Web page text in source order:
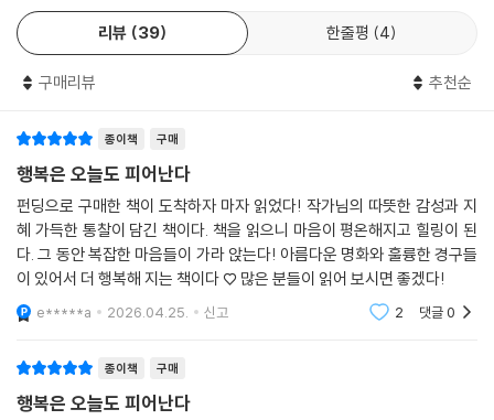
오평선 작가는 거창한 노력으로 행복을 찾지 않는다. 대구 수성못 벚꽃길
카페에서 눈으로 꽃을 먹고, 밭에서 채소를 따다 딸에게 나눠주고, 아내의
영 기초반에서 발차기를 배우며 새로움을 배우는 기쁨을 되새긴다. 이처럼
번보다, 약하지만 자주 찾아오는 기쁨이 훨씬 중요하다는 것. 이것이 이 책
전체를 관통하는 단 하나의 진심이다.
이 책의 또 다른 매력은 글과 그림의 호흡이다. 에세이 중간중간 르누아르,
모네, 카유보트, 모리조 등 인상파 거장들의 명화가 한 장씩 펼쳐지며 독자
에게 사유의 여백을 건넨다. 서두르지 않아도 좋다고, 잠깐 여기 머물러도
된다고 말없이 위로해 오는 것만 같다. 마치 갤러리를 거니는 듯한 시각적
풍요로움은 덤이다. 글을 읽고 그림 앞에 잠시 멈추는 독서 경험은 바쁜 삶
에 지친 이들에게 한 줄기 산소 같은 휴식과 깊은 위로의 시간을 선물할 것
이다.
리뷰 39 한줄평 4
구매리뷰 추천순
종이책 구매
행복은 오늘도 피어난다
펀딩으로 구매한 책이 도착하자 마자 읽었다! 작가님의 따뜻한 감성과 지
혜 가득한 통찰이 담긴 책이다. 책을 읽으니 마음이 평온해지고 힐링이 된
다. 그 동안 복잡한 마음들이 가라 앉는다! 아름다운 명화와 훌륭한 경구들
이 있어서 더 행복해 지는 책이다 ♡ 많은 분들이 읽어 보시면 좋겠다!
e*****a 2026.04.25. 신고 2 댓글0
종이책 구매
행복은 오늘도 피어난다